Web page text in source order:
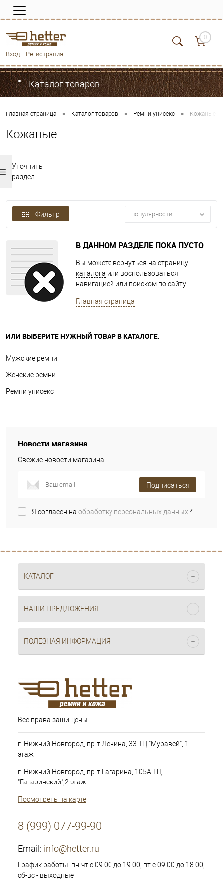
Вход Регистрация
0
Каталог товаров
Главная страница • Каталог товаров • Ремни унисекс • Кожаные
Кожаные
Уточнить
раздел
Фильтр популярности
В ДАННОМ РАЗДЕЛЕ ПОКА ПУСТО
Вы можете вернуться на страницу
каталога или воспользоваться
навигацией или поиском по сайту.
Главная страница
ИЛИ ВЫБЕРИТЕ НУЖНЫЙ ТОВАР В КАТАЛОГЕ.
Мужские ремни
Женские ремни
Ремни унисекс
Новости магазина
Свежие новости магазина
Подписаться
Я согласен на обработку персональных данных.*
КАТАЛОГ
НАШИ ПРЕДЛОЖЕНИЯ
ПОЛЕЗНАЯ ИНФОРМАЦИЯ
Все права защищены.
г. Нижний Новгород, пр-т Ленина, 33 ТЦ "Муравей", 1
этаж
г. Нижний Новгород, пр-т Гагарина, 105А ТЦ
"Гагаринский",2 этаж
Посмотреть на карте
8 (999) 077-99-90
Email: info@hetter.ru
График работы: пн-чт с 09:00 до 19:00, пт с 09:00 до 18:00,
сб-вс - выходные